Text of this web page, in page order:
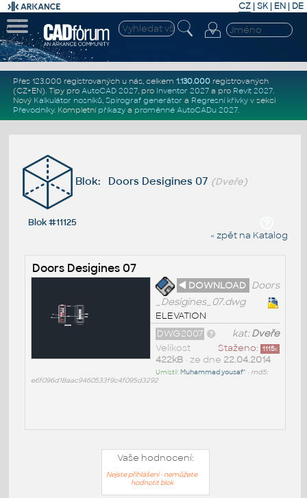
CZ | SK| EN | DE
Přes 123.000 registrovaných u nás, celkem 1.130.000registrovaných
(CZ+EN). Tipy pro AutoCAD 2027, pro Inventor 2027a pro Revit 2027.
Nový Kalkulátor nosníků, Spirograf generátor a Regresní křivkyv sekci
Převodníky. Kompletní příkazya proměnné AutoCADu 2027.
Blok: Doors Desigines 07 (Dveře)
Blok #11125
« zpět na Katalog
Doors Desigines 07
◄ DOWNLOAD Doors
_Desigines_07.dwg
ELEVATION
kat:Dveře
DWG2007
Staženo: 1115x
Velikost
422kB• ze dne 22.04.2014
Umístil: Muhammad yousaf^ • md5:
e6f096d18aac9460533f9c4f095d3292
Vaše hodnocení:
Nejste přihlášeni - nemůžete
hodnotit blok